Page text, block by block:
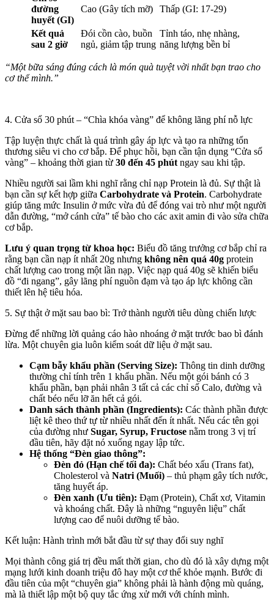
đường
huyết (GI)
Cao (Gây tích mỡ) Thấp (GI: 17-29)
Kết quả
sau 2 giờ
Đói cồn cào, buồn
ngủ, giảm tập trung
Tỉnh táo, nhẹ nhàng,
năng lượng bền bỉ
“Một bữa sáng đúng cách là món quà tuyệt vời nhất bạn trao cho
cơ thể mình.”
4. Cửa sổ 30 phút – “Chìa khóa vàng” để không lãng phí nỗ lực
Tập luyện thực chất là quá trình gây áp lực và tạo ra những tổn
thương siêu vi cho cơ bắp. Để phục hồi, bạn cần tận dụng “Cửa sổ
vàng” – khoảng thời gian từ 30 đến 45 phút ngay sau khi tập.
Nhiều người sai lầm khi nghĩ rằng chỉ nạp Protein là đủ. Sự thật là
bạn cần sự kết hợp giữa Carbohydrate và Protein. Carbohydrate
giúp tăng mức Insulin ở mức vừa đủ để đóng vai trò như một người
dẫn đường, “mở cánh cửa” tế bào cho các axit amin đi vào sửa chữa
cơ bắp.
Lưu ý quan trọng từ khoa học: Biểu đồ tăng trưởng cơ bắp chỉ ra
rằng bạn cần nạp ít nhất 20g nhưng không nên quá 40g protein
chất lượng cao trong một lần nạp. Việc nạp quá 40g sẽ khiến biểu
đồ “đi ngang”, gây lãng phí nguồn đạm và tạo áp lực không cần
thiết lên hệ tiêu hóa.
5. Sự thật ở mặt sau bao bì: Trở thành người tiêu dùng chiến lược
Đừng để những lời quảng cáo hào nhoáng ở mặt trước bao bì đánh
lừa. Một chuyên gia luôn kiểm soát dữ liệu ở mặt sau.
Cạm bẫy khẩu phần (Serving Size): Thông tin dinh dưỡng
thường chỉ tính trên 1 khẩu phần. Nếu một gói bánh có 3
khẩu phần, bạn phải nhân 3 tất cả các chỉ số Calo, đường và
chất béo nếu lỡ ăn hết cả gói.
Danh sách thành phần (Ingredients): Các thành phần được
liệt kê theo thứ tự từ nhiều nhất đến ít nhất. Nếu các tên gọi
của đường như Sugar, Syrup, Fructose nằm trong 3 vị trí
đầu tiên, hãy đặt nó xuống ngay lập tức.
Hệ thống “Đèn giao thông”:
Đèn đỏ (Hạn chế tối đa): Chất béo xấu (Trans fat),
Cholesterol và Natri (Muối) – thủ phạm gây tích nước,
tăng huyết áp.
Đèn xanh (Ưu tiên): Đạm (Protein), Chất xơ, Vitamin
và khoáng chất. Đây là những “nguyên liệu” chất
lượng cao để nuôi dưỡng tế bào.
Kết luận: Hành trình mới bắt đầu từ sự thay đổi suy nghĩ
Mọi thành công giá trị đều mất thời gian, cho dù đó là xây dựng một
mạng lưới kinh doanh triệu đô hay một cơ thể khỏe mạnh. Bước đi
đầu tiên của một “chuyên gia” không phải là hành động mù quáng,
mà là thiết lập một bộ quy tắc ứng xử mới với chính mình.